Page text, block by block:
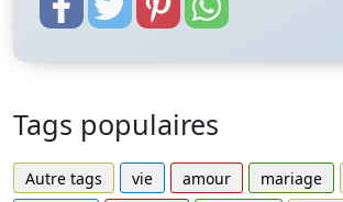
Tags populaires
Autre tags vie amour mariage